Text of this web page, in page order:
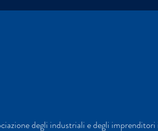
degli industriali e degli